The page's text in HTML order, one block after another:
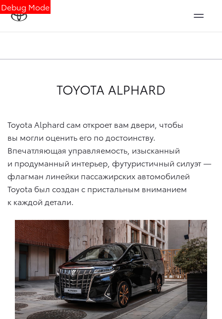
Debug Mode
TOYOTA ALPHARD
Toyota Alphard сам откроет вам двери, чтобы
вы могли оценить его по достоинству.
Впечатляющая управляемость, изысканный
и продуманный интерьер, футуристичный силуэт —
флагман линейки пассажирских автомобилей
Toyota был создан с пристальным вниманием
к каждой детали.